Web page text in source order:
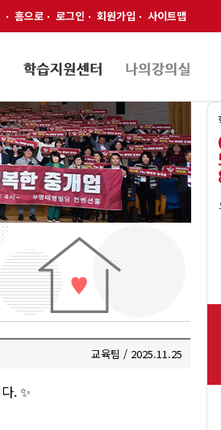
홈으로 로그인 회원가입 사이트맵
교육팀 / 2025.11.25
. ✨